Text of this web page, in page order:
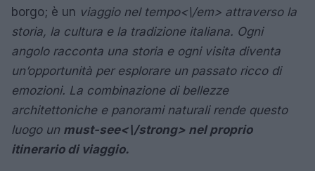
borgo; è un viaggio nel tempo<\/em> attraverso la
storia, la cultura e la tradizione italiana. Ogni
angolo racconta una storia e ogni visita diventa
un’opportunità per esplorare un passato ricco di
emozioni. La combinazione di bellezze
architettoniche e panorami naturali rende questo
luogo un must-see<\/strong> nel proprio
itinerario di viaggio.